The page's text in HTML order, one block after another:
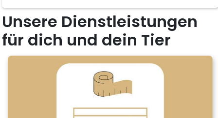
Unsere Dienstleistungen
für dich und dein Tier